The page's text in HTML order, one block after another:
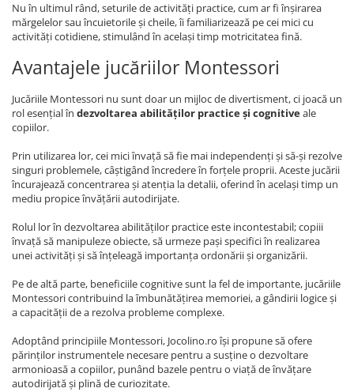
Nu în ultimul rând, seturile de activități practice, cum ar fi înșirarea
mărgelelor sau încuietorile și cheile, îi familiarizează pe cei mici cu
activități cotidiene, stimulând în același timp motricitatea fină.
Avantajele jucăriilor Montessori
Jucăriile Montessori nu sunt doar un mijloc de divertisment, ci joacă un
rol esențial în dezvoltarea abilităților practice și cognitiveale
copiilor.
Prin utilizarea lor, cei mici învață să fie mai independenți și să-și rezolve
singuri problemele, câștigând încredere în forțele proprii. Aceste jucării
încurajează concentrarea și atenția la detalii, oferind în același timp un
mediu propice învățării autodirijate.
Rolul lor în dezvoltarea abilităților practice este incontestabil; copiii
învață să manipuleze obiecte, să urmeze pași specifici în realizarea
unei activități și să înțeleagă importanța ordonării și organizării.
Pe de altă parte, beneficiile cognitive sunt la fel de importante, jucăriile
Montessori contribuind la îmbunătățirea memoriei, a gândirii logice și
a capacității de a rezolva probleme complexe.
Adoptând principiile Montessori, Jocolino.ro își propune să ofere
părinților instrumentele necesare pentru a susține o dezvoltare
armonioasă a copiilor, punând bazele pentru o viață de învățare
autodirijată și plină de curiozitate.